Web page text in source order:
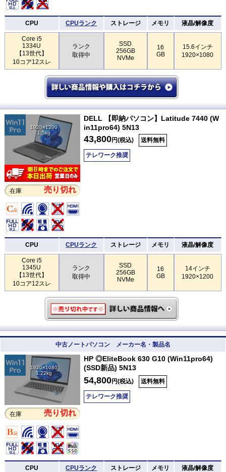
CPU CPUランク ストレージ メモリ 液晶/解像度
Core i5
1334U
【13世代】
10コア12スレ
ランク
取得中
SSD
256GB
NVMe
16
GB
15.6インチ
1920×1080
1920×1200
1.5kg
在庫 売り切れ
DELL 【即納パソコン】Latitude 7440 (W
in11pro64) 5N13
43,800円(税込) 送料無料
テレワーク推奨
CPU CPUランク ストレージ メモリ 液晶/解像度
Core i5
1345U
【13世代】
10コア12スレ
ランク
取得中
SSD
256GB
NVMe
16
GB
14インチ
1920×1200
中古ノートパソコン メーカー名・製品名
1920×1080
1.22kg
在庫 売り切れ
HP ◎EliteBook 630 G10 (Win11pro64)
(SSD新品) 5N13
54,800円(税込) 送料無料
テレワーク推奨
CPU CPUランク ストレージ メモリ 液晶/解像度